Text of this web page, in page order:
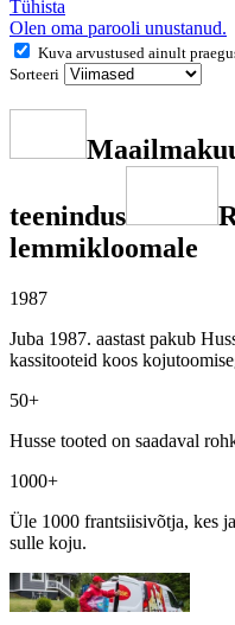
Tühista
Olen oma parooli unustanud.
Kuva arvustused ainult
Sorteeri
teenindus
lemmikloomale
1987
Juba 1987. aastast pakub
kassitooteid koos
50+
Husse tooted on saadaval
1000+
Üle 1000 frantsiisivõtja, kes
sulle koju.